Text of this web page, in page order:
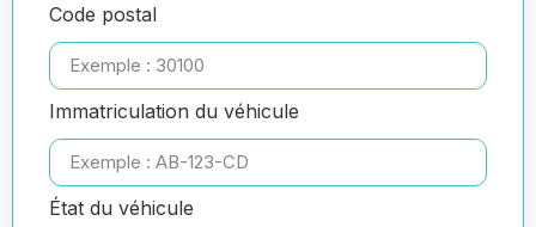
Code postal
Immatriculation du véhicule
État du véhicule